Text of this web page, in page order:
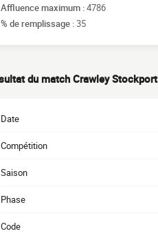
Affluence maximum :4786
% de remplissage :35
du match Crawley Stockport
Date
Compétition
Saison
Phase
Code